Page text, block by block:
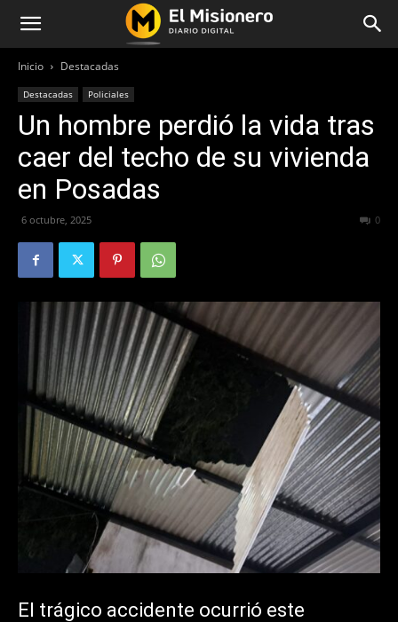
Inicio Destacadas
Destacadas Policiales
Un hombre perdió la vida tras
caer del techo de su vivienda
en Posadas
6 octubre, 2025 0
El trágico accidente ocurrió este